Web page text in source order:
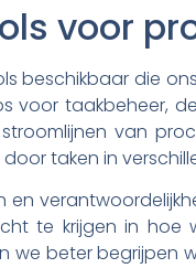
voor
beschikbaar die
taakbeheer,
van
taken in
te krijgen in
we beter begrijpen